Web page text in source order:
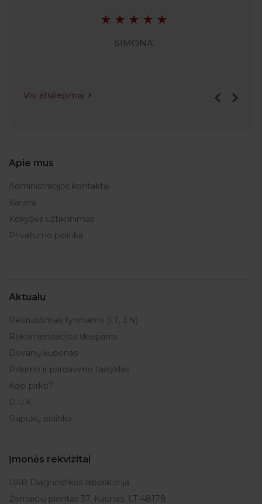
SIMONA
Visi atsiliepimai
Apie mus
Administracijos kontaktai
Karjera
Kokybės užtikrinimas
Privatumo politika
Aktualu
Pasiruošimas tyrimams (LT, EN)
Rekomendacijos skiepams
Dovanų kuponas
Pirkimo ir pardavimo taisyklės
Kaip pirkti?
D.U.K.
Slapukų politika
Įmonės rekvizitai
UAB Diagnostikos laboratorija
Žemaičių plentas 37, Kaunas, LT-48178